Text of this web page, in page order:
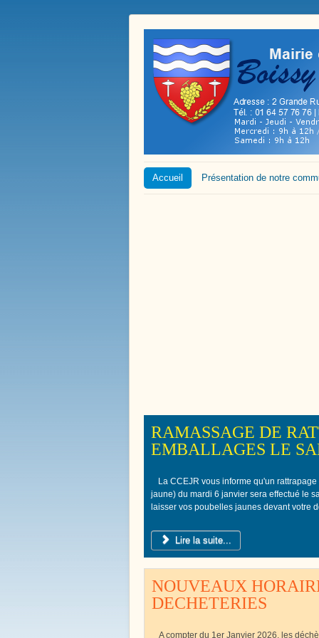
Accueil Présentation de notre
Bienvenue à
Boissy le
RAMASSAGE DE
EMBALLAGES LE
La CCEJR vous informe qu'un
jaune) du mardi 6 janvier sera effectué le
laisser vos poubelles jaunes devant votre
Lire la suite...
NOUVEAUX
DECHETERIES
A compter du 1er Janvier 2026, les